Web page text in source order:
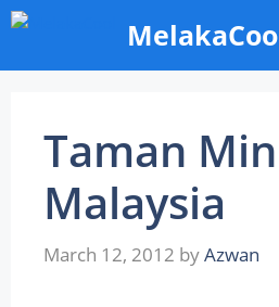
Skip
content
Taman
Malaysia
March 12, 2012 byAzwan